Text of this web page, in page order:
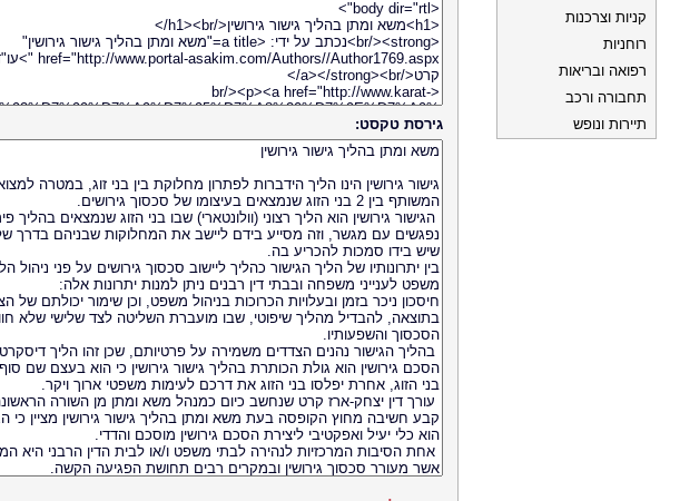
גירסת טקסט:
קניות וצרכנות
רוחניות
רפואה ובריאות
תחבורה ורכב
תיירות ונופש